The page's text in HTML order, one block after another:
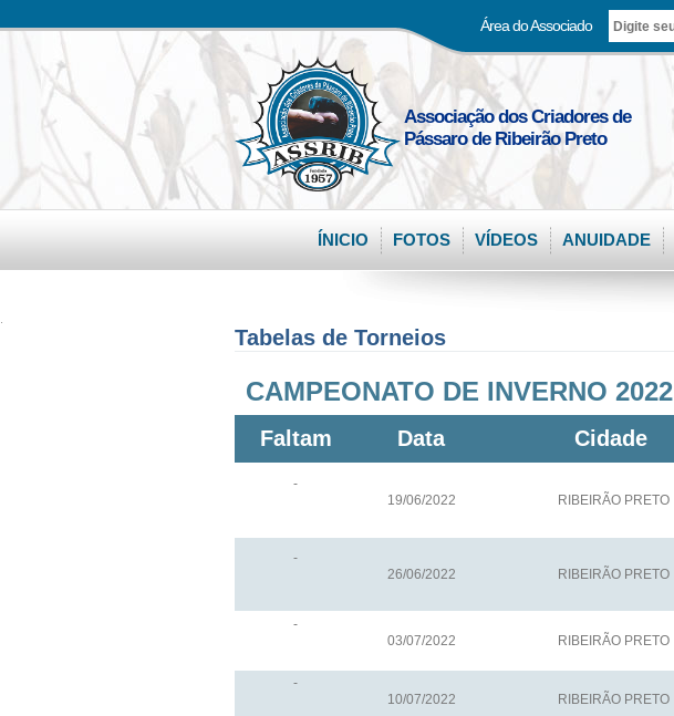
Área do Associado
Associação dos Criadores de
Pássaro de Ribeirão Preto
ÍNICIO FOTOS VÍDEOS ANUIDADE
Tabelas de Torneios
CAMPEONATO DE INVERNO 2022
Faltam Data Cidade
-
19/06/2022
RIBEIRÃO PRETO
-
26/06/2022
RIBEIRÃO PRETO
-
03/07/2022
RIBEIRÃO PRETO
-
10/07/2022
RIBEIRÃO PRETO